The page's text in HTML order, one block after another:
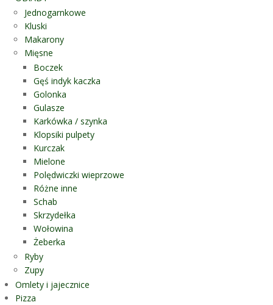
Jednogarnkowe
Kluski
Makarony
Mięsne
Boczek
Gęś indyk kaczka
Golonka
Gulasze
Karkówka / szynka
Klopsiki pulpety
Kurczak
Mielone
Polędwiczki wieprzowe
Różne inne
Schab
Skrzydełka
Wołowina
Żeberka
Ryby
Zupy
Omlety i jajecznice
Pizza